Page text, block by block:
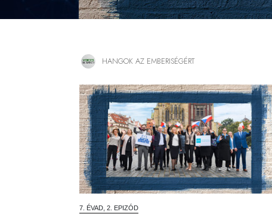
HANGOK AZ EMBERISÉGÉRT
7. ÉVAD, 2. EPIZÓD